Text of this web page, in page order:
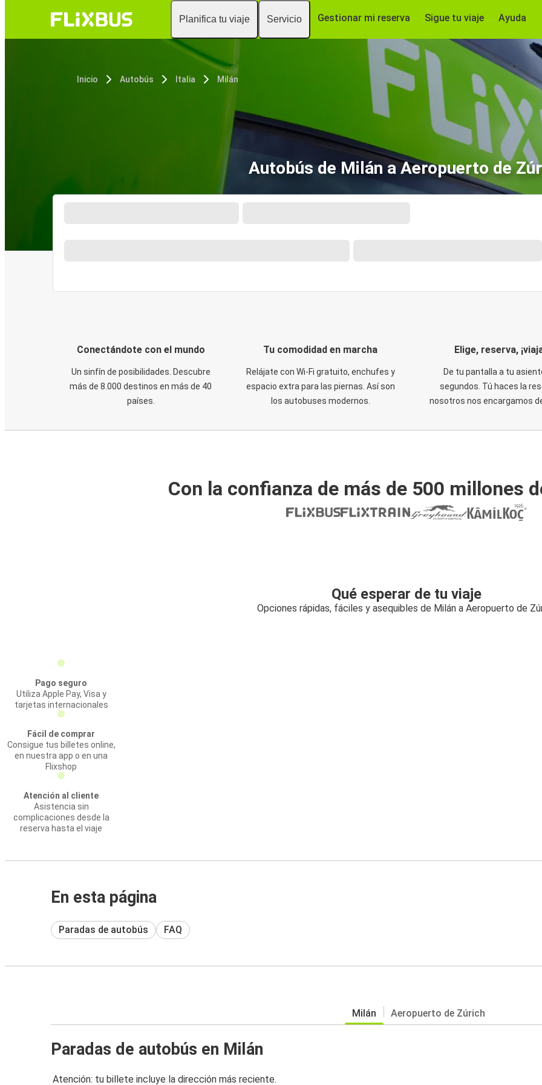
Planifica tu viaje Servicio Gestionar mi reserva Sigue tu viaje Ayuda
Inicio Autobús Italia Milán
Autobús de Milán a Aeropuerto de
Conectándote con el mundo
Un sinfín de posibilidades. Descubre
más de 8.000 destinos en más de 40
países.
Tu comodidad en marcha
Relájate con Wi-Fi gratuito, enchufes y
espacio extra para las piernas. Así son
los autobuses modernos.
Elige, reserva,
De tu pantalla a tu
segundos. Tú haces la
nosotros nos encargamos
Con la confianza de más de 500 millones
Qué esperar de tu viaje
Opciones rápidas, fáciles y asequibles de Milán a Aeropuerto de
Pago seguro
Utiliza Apple Pay, Visa y
tarjetas internacionales
Fácil de comprar
Consigue tus billetes online,
en nuestra app o en una
Flixshop
Atención al cliente
Asistencia sin
complicaciones desde la
reserva hasta el viaje
En esta página
Paradas de autobús FAQ
Milán Aeropuerto de Zúrich
Paradas de autobús en Milán
Atención: tu billete incluye la dirección más reciente.